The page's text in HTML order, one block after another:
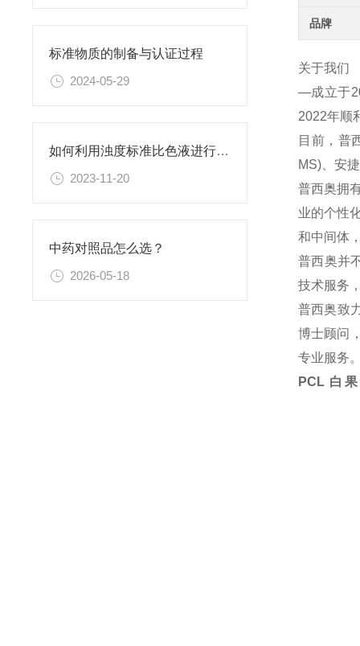
标准物质的制备与认证过程
2024-05-29
如何利用浊度标准比色液进行水体生态系统的研究？
2023-11-20
中药对照品怎么选？
2026-05-18
品牌
关于我们
—成立于
2022年顺
目前，普
MS)、安
普西奥拥
业的个性
和中间体
普西奥并
技术服务
普西奥致
博士顾问
专业服务
PCL 白